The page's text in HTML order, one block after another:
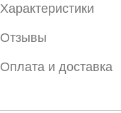
Характеристики
Отзывы
Оплата и доставка